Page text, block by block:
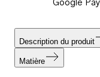
Description du produit
Matière